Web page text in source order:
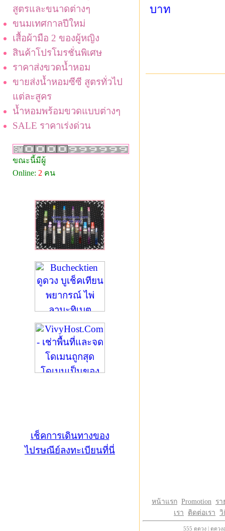
สูตรและขนาดต่างๆ
ขนมเทศกาลปีใหม่
เสื้อผ้ามือ 2 ของผู้หญิง
สินค้าโปรโมรชั่นพิเศษ
ราคาส่งขวดน้ำหอม
ขายส่งน้ำหอมซีซี สูตรทั่วไป
แต่ละสูคร
น้ำหอมพร้อมขวดแบบต่างๆ
SALE ราคาเร่งด่วน
ขณะนี้มีผู้
Online: 2 คน
เช็คการเดินทางของ
ไปรษณีย์ลงทะเบียนที่นี่
บาท
หน้าแรก Promotion ร
เรา
ติดต่อเรา วิ
555 ดูดวง ดูดวง